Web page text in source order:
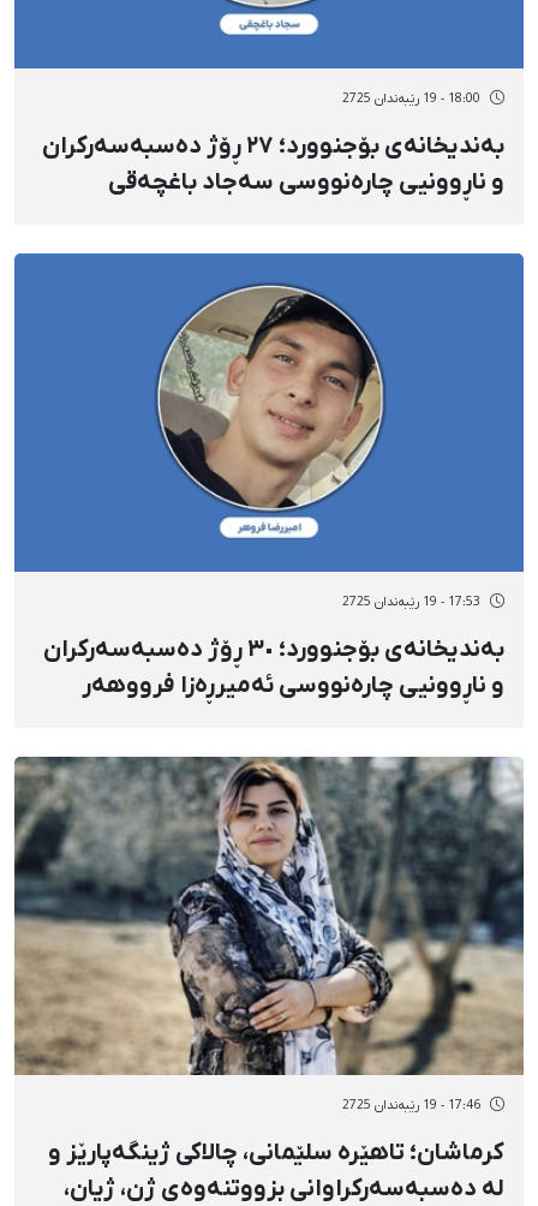
18:00 - 19 رێبەندان 2725
بەندیخانەی بۆجنوورد؛ ٢٧ ڕۆژ دەسبەسەرکران
و ناڕوونیی چارەنووسی سەجاد باغچەقی
17:53 - 19 رێبەندان 2725
بەندیخانەی بۆجنوورد؛ ٣٠ ڕۆژ دەسبەسەرکران
و ناڕوونیی چارەنووسی ئەمیرڕەزا فرووهەر
17:46 - 19 رێبەندان 2725
کرماشان؛ تاهێره سلێمانی، چالاکی ژینگەپارێز و
لە دەسبەسەرکراوانی بزووتنەوەی ژن، ژیان،